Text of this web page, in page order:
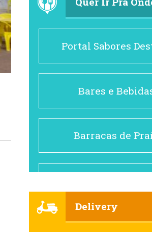
Portal Sabores
Bares e
Barracas de
Cafés
Delivery